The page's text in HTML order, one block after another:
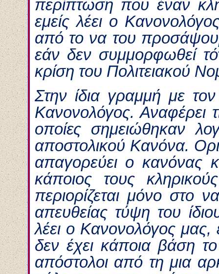
περίπτωση που έναν
εμείς λέει ο
από το να του
εάν δεν συμμορφωθεί
κρίση του Πολιτειακού
Στην ίδια γραμμή με
Κανονολόγος. Αναφέρει
οποίες σημειώθηκαν
αποστολικού Κανόνα.
απαγορεύει ο κανόνας
κάποιος τους
περιορίζεται μόνο
απευθείας τύψη του
λέει ο Κανονολόγος μας,
δεν έχει κάποια βάση
απόστολοι από τη μια